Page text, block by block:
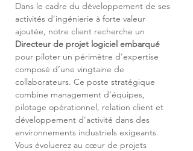
Dans le cadre du développement de ses
activités d’ingénierie à forte valeur
ajoutée, notre client recherche un
Directeur de projet logiciel embarqué
pour piloter un périmètre d’expertise
composé d’une vingtaine de
collaborateurs. Ce poste stratégique
combine management d’équipes,
pilotage opérationnel, relation client et
développement d’activité dans des
environnements industriels exigeants.
Vous évoluerez au cœur de projets